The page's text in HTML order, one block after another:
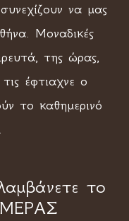
να μας
Μοναδικές
της ώρας,
έφτιαχνε ο
το καθημερινό
το